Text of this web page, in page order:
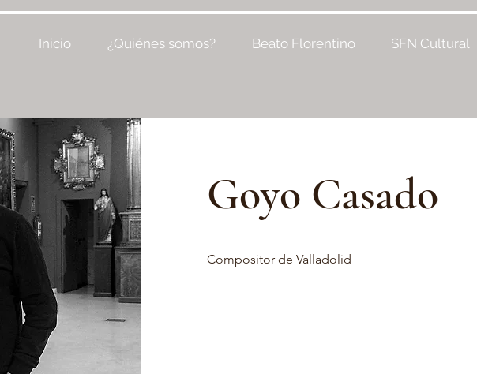
Inicio ¿Quiénes somos? Beato Florentino SFN Cultural
Goyo Casado
Compositor de Valladolid